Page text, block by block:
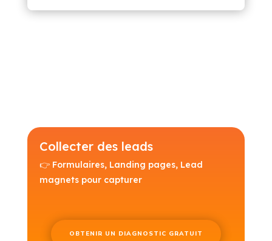
Collecter des leads
👉 Formulaires, Landing pages, Lead
magnets pour capturer
OBTENIR UN DIAGNOSTIC GRATUIT